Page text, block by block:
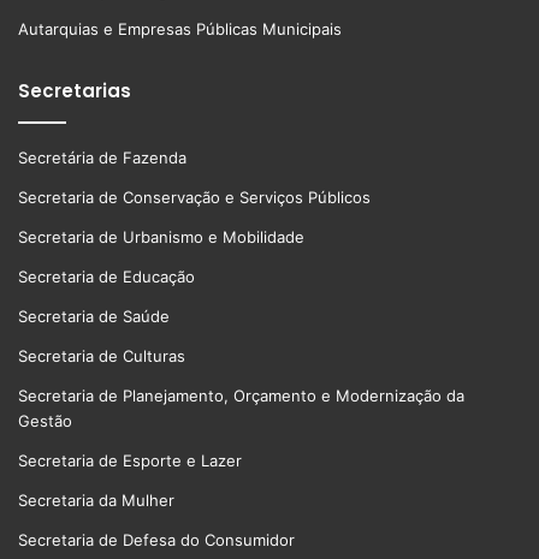
Autarquias e Empresas Públicas Municipais
Secretarias
Secretária de Fazenda
Secretaria de Conservação e Serviços Públicos
Secretaria de Urbanismo e Mobilidade
Secretaria de Educação
Secretaria de Saúde
Secretaria de Culturas
Secretaria de Planejamento, Orçamento e Modernização da
Gestão
Secretaria de Esporte e Lazer
Secretaria da Mulher
Secretaria de Defesa do Consumidor